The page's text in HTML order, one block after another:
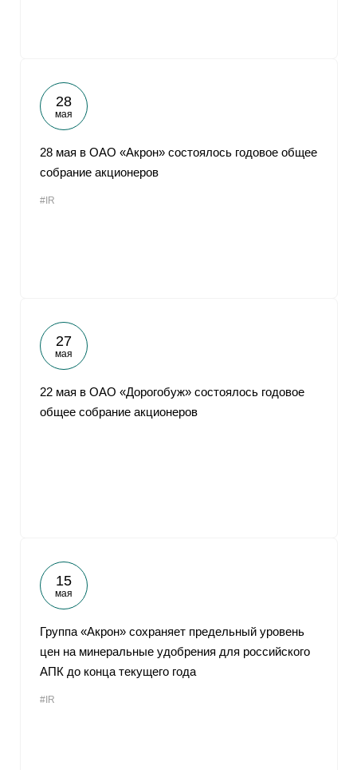
28
мая
28 мая в ОАО «Акрон» состоялось годовое общее
собрание акционеров
#IR
27
мая
22 мая в ОАО «Дорогобуж» состоялось годовое
общее собрание акционеров
15
мая
Группа «Акрон» сохраняет предельный уровень
цен на минеральные удобрения для российского
АПК до конца текущего года
#IR